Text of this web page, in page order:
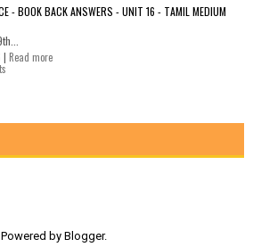
- BOOK BACK ANSWERS - UNIT 16 - TAMIL MEDIUM
| Read more
Powered by Blogger.